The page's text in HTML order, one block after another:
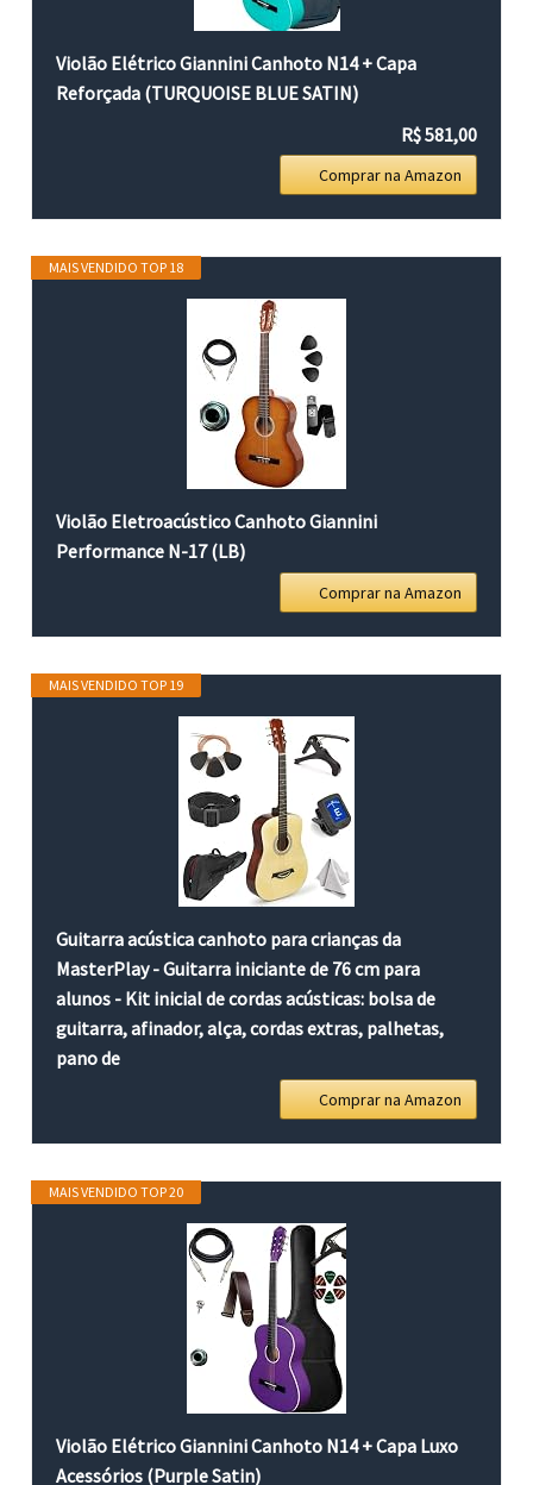
Violão Elétrico Giannini Canhoto N14 + Capa
Reforçada (TURQUOISE BLUE SATIN)
R$ 581,00
Comprar na Amazon
MAIS VENDIDO TOP 18
Violão Eletroacústico Canhoto Giannini
Performance N-17 (LB)
Comprar na Amazon
MAIS VENDIDO TOP 19
Guitarra acústica canhoto para crianças da
MasterPlay - Guitarra iniciante de 76 cm para
alunos - Kit inicial de cordas acústicas: bolsa de
guitarra, afinador, alça, cordas extras, palhetas,
pano de
Comprar na Amazon
MAIS VENDIDO TOP 20
Violão Elétrico Giannini Canhoto N14 + Capa Luxo
Acessórios (Purple Satin)